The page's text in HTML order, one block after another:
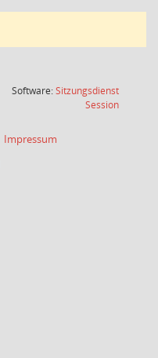
Software:Sitzungsdienst
Session(Wird in
Impressum